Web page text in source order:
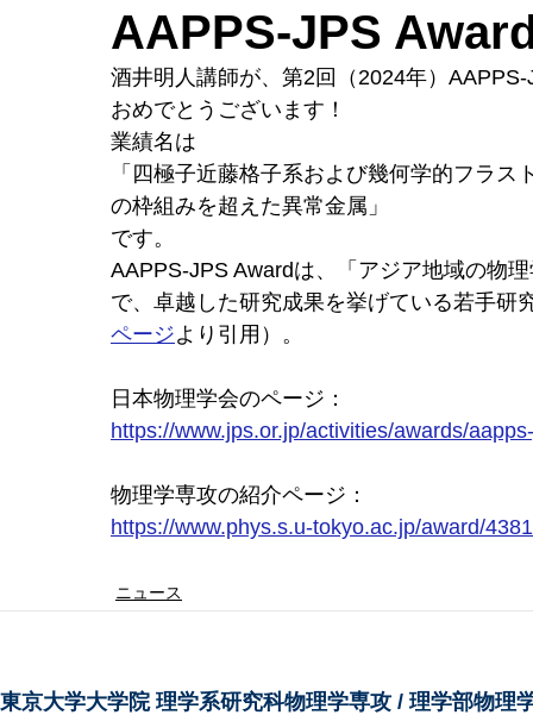
AAPPS-JPS
酒井明人講師が、第2回（2024年）
おめでとうございます！
業績名は
「四極子近藤格子系および幾何学的フラ
の枠組みを超えた異常金属」
です。
AAPPS-JPS Awardは、「アジア地域の物
で、卓越した研究成果を挙げている若手研
ページより引用）。
日本物理学会のページ：
https://www.jps.or.jp/activities/awards/
物理学専攻の紹介ページ：
https://www.phys.s.u-tokyo.ac.jp/award/
ニュース
東京大学大学院 ​理学系研究科物理学専攻 / 理学部物理